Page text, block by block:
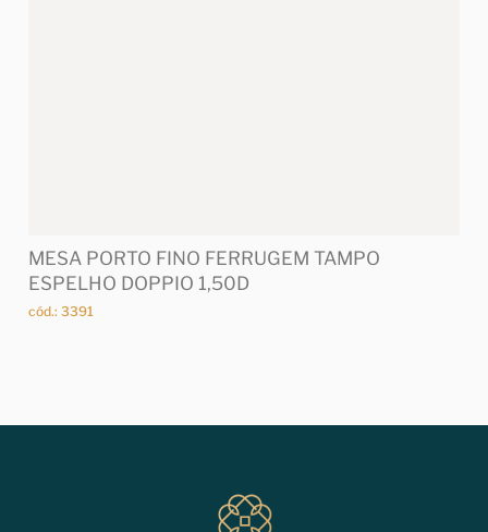
MESA PORTO FINO FERRUGEM TAMPO
ESPELHO DOPPIO 1,50D
cód.: 3391